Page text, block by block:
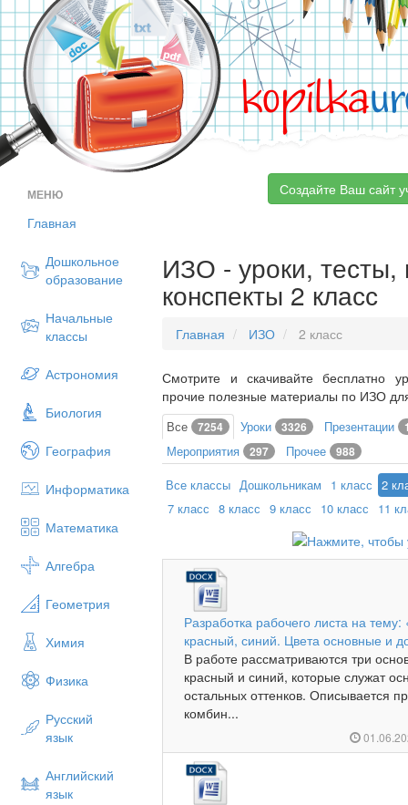
kopilka
МЕНЮ
Главная
Дошкольное
образование
Начальные
классы
Астрономия
Биология
География
Информатика
Математика
Алгебра
Геометрия
Химия
Физика
Русский
язык
Английский
язык
Создайте Ваш сайт
ИЗО - уроки, тесты,
конспекты 2 класс
Главная ИЗО 2 класс
Смотрите и скачивайте бесплатно
прочие полезные материалы по ИЗО
Все 7254 Уроки 3326 Презентации
Мероприятия 297 Прочее 988
Все классы Дошкольникам 1 класс 2
7 класс 8 класс 9 класс 10 класс 11
Разработка рабочего листа на
красный, синий. Цвета основные и
В работе рассматриваются три
красный и синий, которые служат
остальных оттенков. Описывается
комбин...